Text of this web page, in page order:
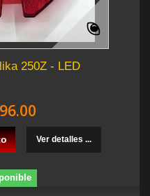
250Z - LED
Ver detalles ...